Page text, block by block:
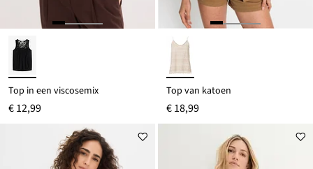
Top in een viscosemix
€ 12,99
Top van katoen
€ 18,99